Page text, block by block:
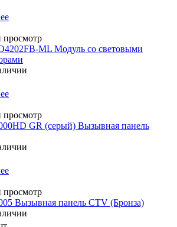
ML Модуль со световыми
GR (серый) Вызывная панель
Вызывная панель CTV (Бронза)